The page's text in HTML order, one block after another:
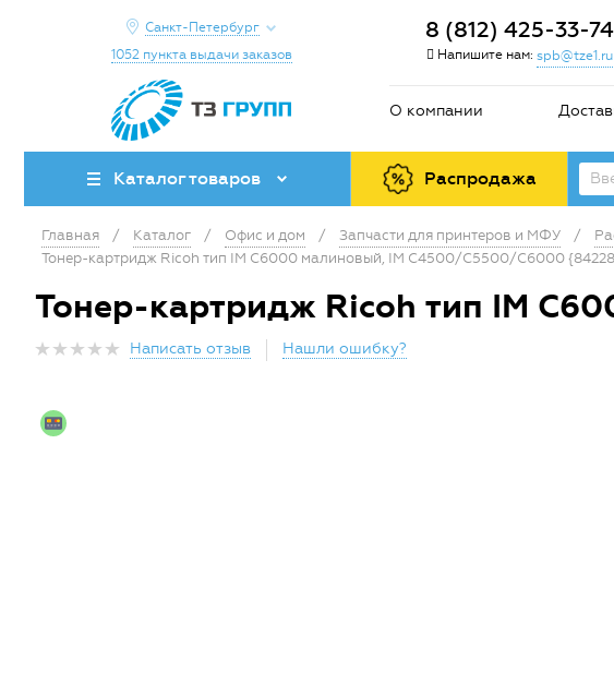
Санкт-Петербург
1052 пункта выдачи заказов
8 (812) 425-33-74
Напишите нам: spb@tze1.ru
О компании
Каталог товаров Распродажа
Главная / Каталог / Офис и дом / Запчасти для принтеров и МФУ /
Тонер-картридж Ricoh тип IM C6000 малиновый, IM C4500/C5500/C6000
Тонер-картридж Ricoh тип IM
Написать отзыв Нашли ошибку?